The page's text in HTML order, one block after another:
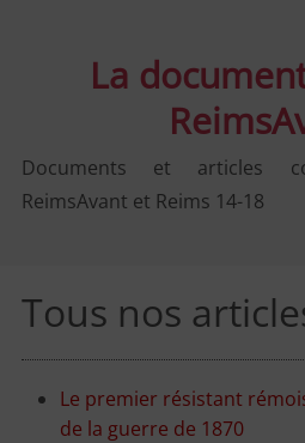
La
Documents et articles
ReimsAvant et Reims 14-18
Tous nos
Le premier résistant
de la guerre de 1870